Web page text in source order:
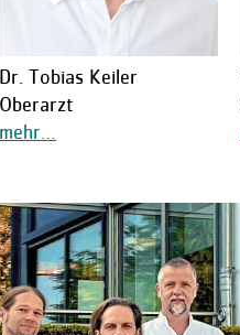
Dr. Tobias Keiler
Oberarzt